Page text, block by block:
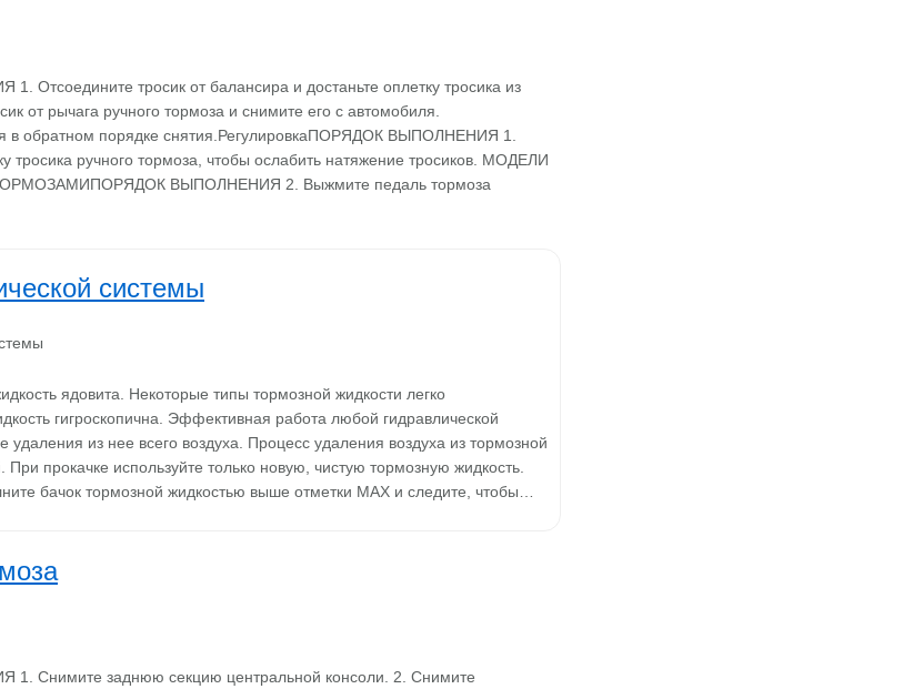
тросик от балансира и достаньте оплетку тросика из
от рычага ручного тормоза и снимите его с автомобиля.
в обратном порядке снятия.РегулировкаПОРЯДОК ВЫПОЛНЕНИЯ 1.
тросика ручного тормоза, чтобы ослабить натяжение тросиков. МОДЕЛИ
ВЫПОЛНЕНИЯ 2. Выжмите педаль тормоза
системы
ядовита. Некоторые типы тормозной жидкости легко
гигроскопична. Эффективная работа любой гидравлической
удаления из нее всего воздуха. Процесс удаления воздуха из тормозной
прокачке используйте только новую, чистую тормозную жидкость.
бачок тормозной жидкостью выше отметки МАХ и следите, чтобы…
Снимите заднюю секцию центральной консоли. 2. Снимите